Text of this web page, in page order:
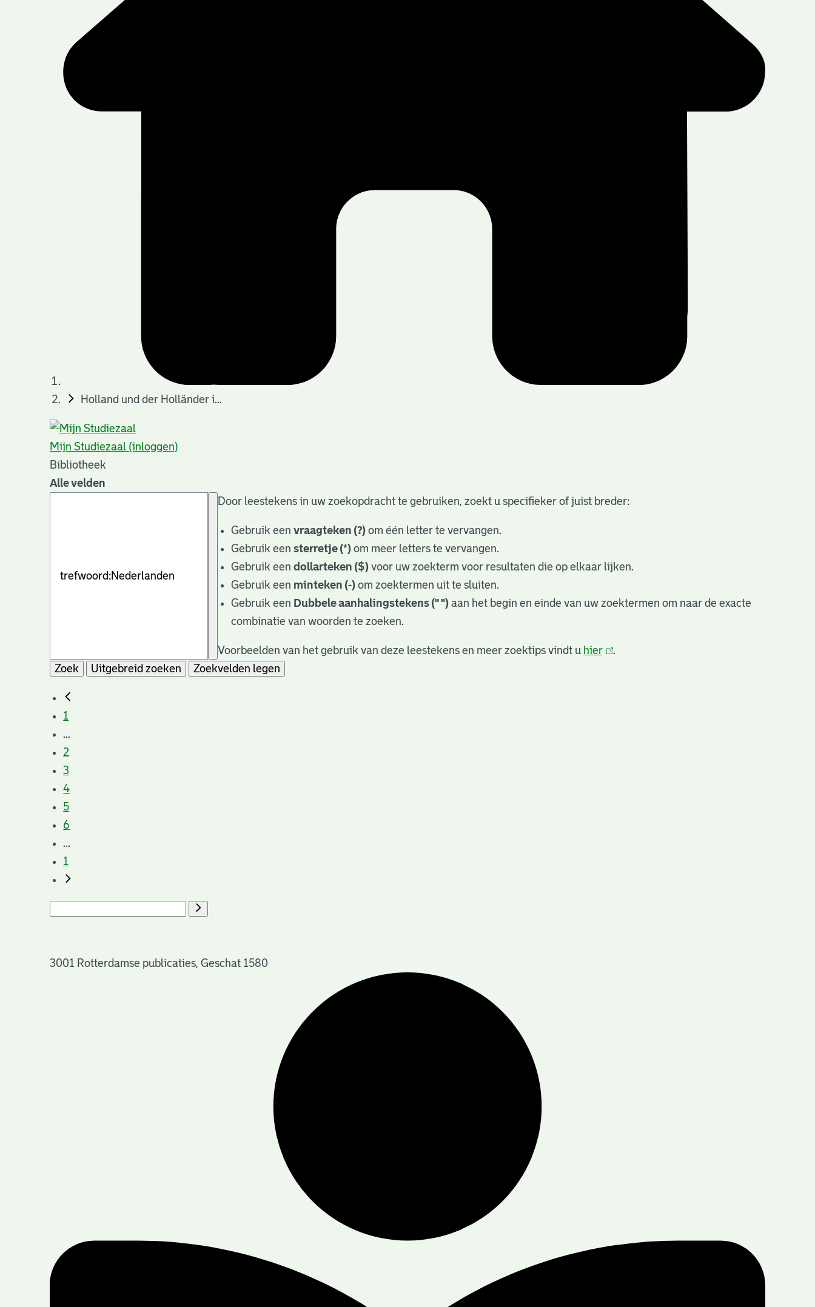
Holland und der Holländer i...
Mijn Studiezaal (inloggen)
Bibliotheek
Alle velden
Door leestekens in uw zoekopdracht te gebruiken, zoekt u specifieker of juist breder:
Gebruik eenvraagteken (?) om één letter te vervangen.
Gebruik eensterretje (*) om meer letters te vervangen.
Gebruik eendollarteken ($) voor uw zoekterm voor resultaten die op elkaar lijken.
Gebruik een minteken (-) om zoektermen uit te sluiten.
Gebruik een Dubbele aanhalingstekens (" ") aan het begin en einde van uw zoektermen om naar de exacte
combinatie van woorden te zoeken.
Voorbeelden van het gebruik van deze leestekens en meer zoektips vindt u hier(link
.
Zoek
Uitgebreid zoeken Zoekvelden legen
1
...
2
3
4
5
6
...
1
3001 Rotterdamse publicaties, Geschat 1580